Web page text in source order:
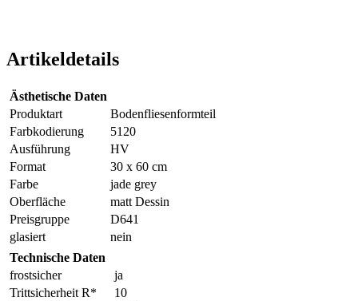
Artikeldetails
Ästhetische Daten
Produktart
Bodenfliesenformteil
Farbkodierung
5120
Ausführung
HV
Format
30 x 60 cm
Farbe
jade grey
Oberfläche
matt Dessin
Preisgruppe
D641
glasiert
nein
Technische Daten
frostsicher
ja
Trittsicherheit R*
10